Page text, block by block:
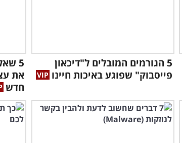
5 הגורמים המובלים ל"דיכאון
פייסבוק" שפוגע באיכות חיינו
5
את
חדש